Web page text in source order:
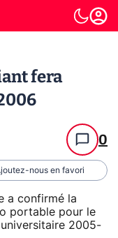
fera
0
nous en favori
a confirmé la
portable pour le
2005-